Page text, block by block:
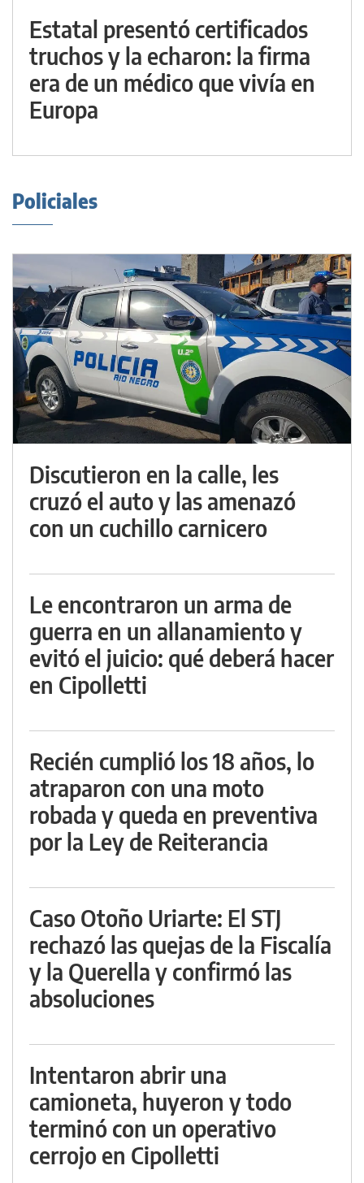
Estatal presentó certificados
truchos y la echaron: la firma
era de un médico que vivía en
Europa
Policiales
Discutieron en la calle, les
cruzó el auto y las amenazó
con un cuchillo carnicero
Le encontraron un arma de
guerra en un allanamiento y
evitó el juicio: qué deberá hacer
en Cipolletti
Recién cumplió los 18 años, lo
atraparon con una moto
robada y queda en preventiva
por la Ley de Reiterancia
Caso Otoño Uriarte: El STJ
rechazó las quejas de la Fiscalía
y la Querella y confirmó las
absoluciones
Intentaron abrir una
camioneta, huyeron y todo
terminó con un operativo
cerrojo en Cipolletti